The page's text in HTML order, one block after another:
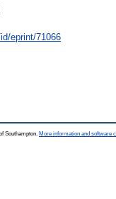
eprint/71066
Southampton. More information and software